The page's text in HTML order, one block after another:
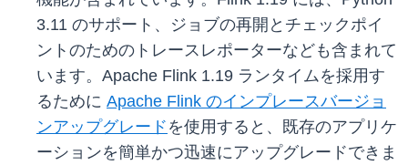
3.11 のサポート、ジョブの再開とチェックポイ
ントのためのトレースレポーターなども含まれて
います。Apache Flink 1.19 ランタイムを採用す
るために Apache Flink のインプレースバージョ
ンアップグレード を使用すると、既存のアプリケ
ーションを簡単かつ迅速にアップグレードできま